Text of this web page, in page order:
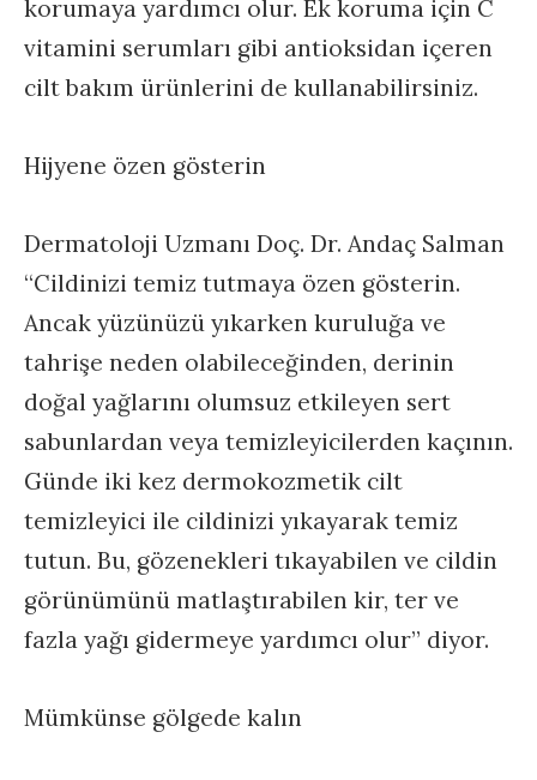
korumaya yardımcı olur. Ek koruma için C
vitamini serumları gibi antioksidan içeren
cilt bakım ürünlerini de kullanabilirsiniz.
Hijyene özen gösterin
Dermatoloji Uzmanı Doç. Dr. Andaç Salman
“Cildinizi temiz tutmaya özen gösterin.
Ancak yüzünüzü yıkarken kuruluğa ve
tahrişe neden olabileceğinden, derinin
doğal yağlarını olumsuz etkileyen sert
sabunlardan veya temizleyicilerden kaçının.
Günde iki kez dermokozmetik cilt
temizleyici ile cildinizi yıkayarak temiz
tutun. Bu, gözenekleri tıkayabilen ve cildin
görünümünü matlaştırabilen kir, ter ve
fazla yağı gidermeye yardımcı olur” diyor.
Mümkünse gölgede kalın